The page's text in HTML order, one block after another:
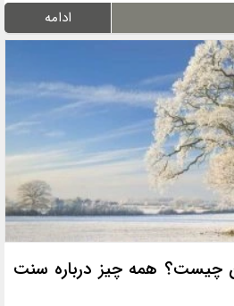
ادامه
چیست؟ همه چیز درباره سنت